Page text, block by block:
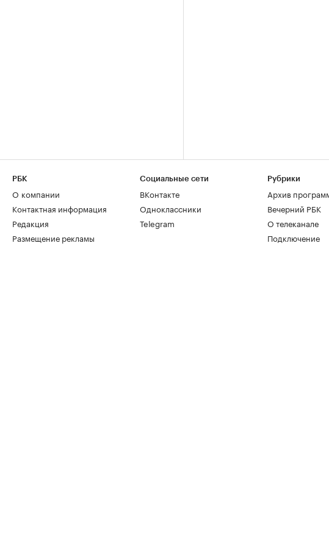
РБК
О компании
Контактная информация
Редакция
Размещение рекламы
Социальные сети
ВКонтакте
Одноклассники
Telegram
Рубрики
Архив
Вечерний РБК
О телеканале
Подключение